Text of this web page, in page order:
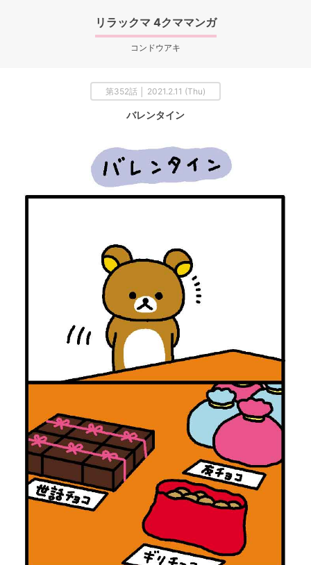
リラックマ 4クママンガ
コンドウアキ
第352話 │ 2021.2.11 (Thu)
バレンタイン